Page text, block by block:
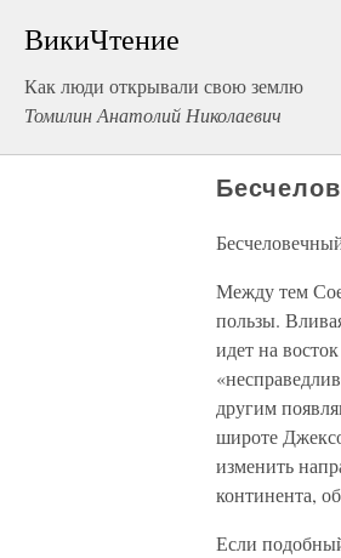
ВикиЧтение
Как люди открывали свою землю
Томилин Анатолий Николаевич
Между тем
пользы.
идет на
другим
широте
изменить
континента,
Если